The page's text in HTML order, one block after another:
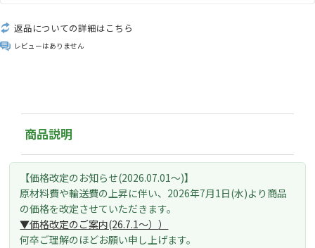
返品についての詳細はこちら
レビューはありません
商品説明
【価格改定のお知らせ(2026.07.01～)】
原材料費や輸送費の上昇に伴い、 2026年7月1日(水)より 商品
の価格を改定させていただきます。
▼価格改定のご案内(26.7.1～））
何卒ご理解のほどお願い申し上げます。